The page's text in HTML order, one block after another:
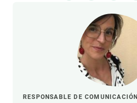
RESPONSABLE DE COMUNICACIÓN